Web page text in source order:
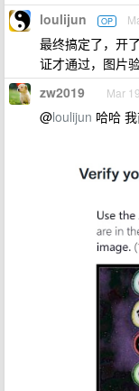
loulijun OP
最终搞定了，开
证才通过，图片
zw2019 Mar 19
@loulijun 哈哈